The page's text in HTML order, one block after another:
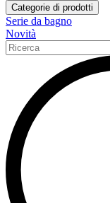
Categorie di prodotti
Serie da bagno
Novità